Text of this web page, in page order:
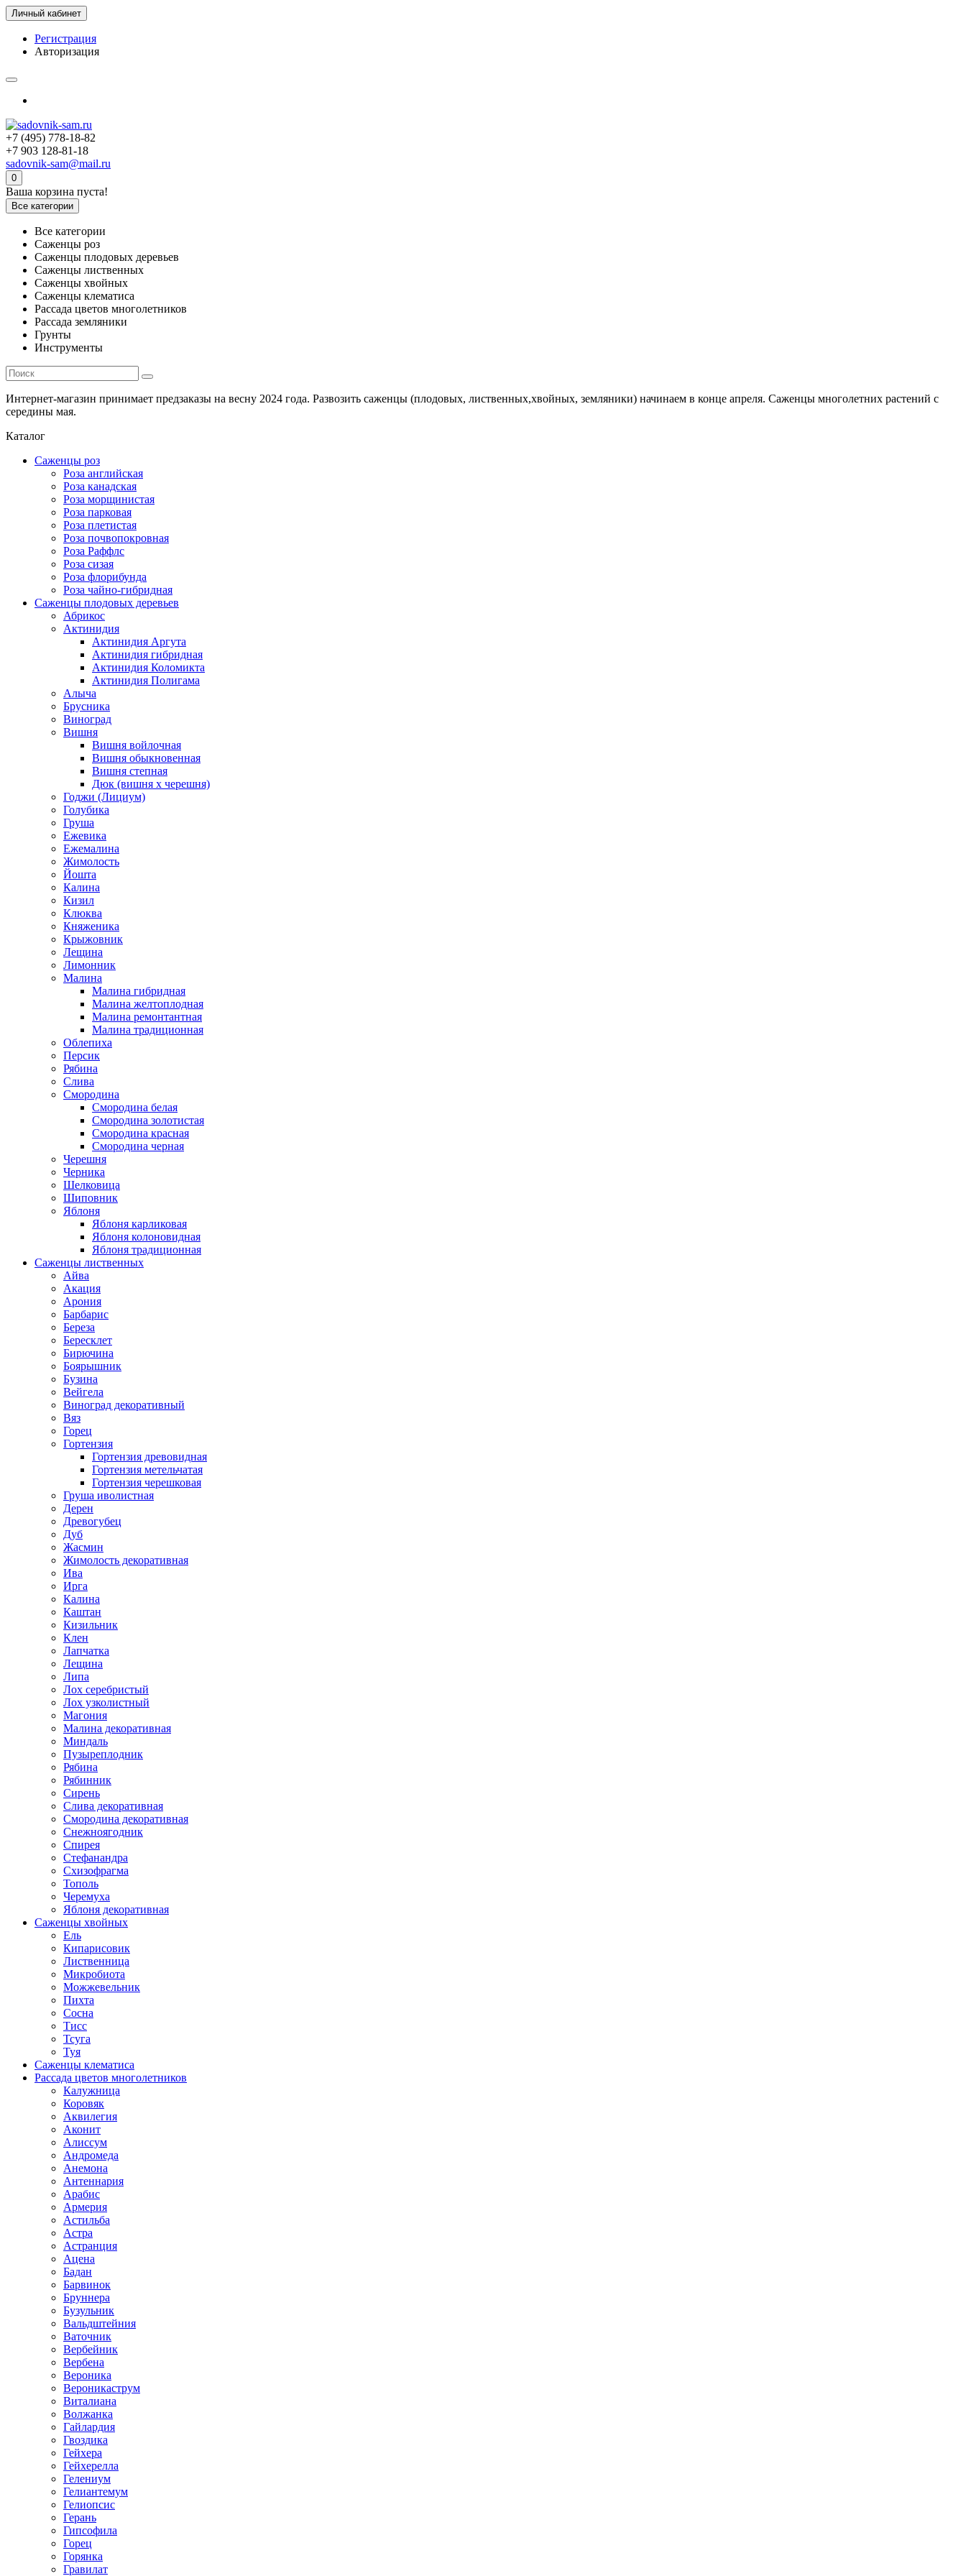
Личный кабинет
Регистрация
Авторизация
+7 (495) 778-18-82
+7 903 128-81-18
sadovnik-sam@mail.ru
0
Ваша корзина пуста!
Все категории
Все категории
Саженцы роз
Саженцы плодовых деревьев
Саженцы лиственных
Саженцы хвойных
Саженцы клематиса
Рассада цветов многолетников
Рассада земляники
Грунты
Инструменты
Интернет-магазин принимает предзаказы на весну 2024 года. Развозить саженцы (плодовых, лиственных,хвойных, земляники) начинаем в конце апреля. Саженцы многолетних растений с
середины мая.
Каталог
Саженцы роз
Роза английская
Роза канадская
Роза морщинистая
Роза парковая
Роза плетистая
Роза почвопокровная
Роза Раффлс
Роза сизая
Роза флорибунда
Роза чайно-гибридная
Саженцы плодовых деревьев
Абрикос
Актинидия
Актинидия Аргута
Актинидия гибридная
Актинидия Коломикта
Актинидия Полигама
Алыча
Брусника
Виноград
Вишня
Вишня войлочная
Вишня обыкновенная
Вишня степная
Дюк (вишня х черешня)
Годжи (Лициум)
Голубика
Груша
Ежевика
Ежемалина
Жимолость
Йошта
Калина
Кизил
Клюква
Княженика
Крыжовник
Лещина
Лимонник
Малина
Малина гибридная
Малина желтоплодная
Малина ремонтантная
Малина традиционная
Облепиха
Персик
Рябина
Слива
Смородина
Смородина белая
Смородина золотистая
Смородина красная
Смородина черная
Черешня
Черника
Шелковица
Шиповник
Яблоня
Яблоня карликовая
Яблоня колоновидная
Яблоня традиционная
Саженцы лиственных
Айва
Акация
Арония
Барбарис
Береза
Бересклет
Бирючина
Боярышник
Бузина
Вейгела
Виноград декоративный
Вяз
Горец
Гортензия
Гортензия древовидная
Гортензия метельчатая
Гортензия черешковая
Груша иволистная
Дерен
Древогубец
Дуб
Жасмин
Жимолость декоративная
Ива
Ирга
Калина
Каштан
Кизильник
Клен
Лапчатка
Лещина
Липа
Лох серебристый
Лох узколистный
Магония
Малина декоративная
Миндаль
Пузыреплодник
Рябина
Рябинник
Сирень
Слива декоративная
Смородина декоративная
Снежноягодник
Спирея
Стефанандра
Схизофрагма
Тополь
Черемуха
Яблоня декоративная
Саженцы хвойных
Ель
Кипарисовик
Лиственница
Микробиота
Можжевельник
Пихта
Сосна
Тисс
Тсуга
Туя
Саженцы клематиса
Рассада цветов многолетников
Калужница
Коровяк
Аквилегия
Аконит
Алиссум
Андромеда
Анемона
Антеннария
Арабис
Армерия
Астильба
Астра
Астранция
Ацена
Бадан
Барвинок
Бруннера
Бузульник
Вальдштейния
Ваточник
Вербейник
Вербена
Вероника
Вероникаструм
Виталиана
Волжанка
Гайлардия
Гвоздика
Гейхера
Гейхерелла
Гелениум
Гелиантемум
Гелиопсис
Герань
Гипсофила
Горец
Горянка
Гравилат